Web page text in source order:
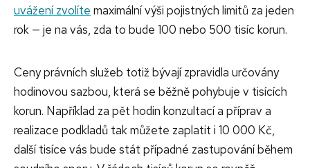
uvážení zvolíte maximální výši pojistných limitů za jeden
rok — je na vás, zda to bude 100 nebo 500 tisíc korun.
Ceny právních služeb totiž bývají zpravidla určovány
hodinovou sazbou, která se běžně pohybuje v tisících
korun. Například za pět hodin konzultací a příprav a
realizace podkladů tak můžete zaplatit i 10 000 Kč,
další tisíce vás bude stát případné zastupování během